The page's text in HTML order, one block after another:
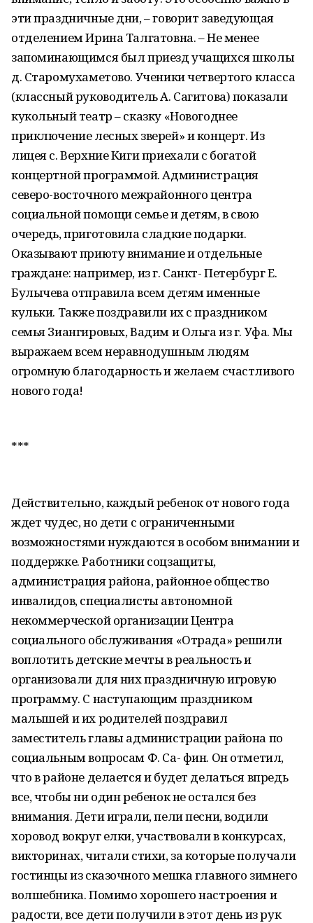
эти праздничные дни, – говорит заведующая
отделением Ирина Талгатовна. – Не менее
запоминающимся был приезд учащихся школы
д. Старомухаметово. Ученики четвертого класса
(классный руководитель А. Сагитова) показали
кукольный театр – сказку «Новогоднее
приключение лесных зверей» и концерт. Из
лицея с. Верхние Киги приехали с богатой
концертной программой. Администрация
северо-восточного межрайонного центра
социальной помощи семье и детям, в свою
очередь, приготовила сладкие подарки.
Оказывают приюту внимание и отдельные
граждане: например, из г. Санкт- Петербург Е.
Булычева отправила всем детям именные
кульки. Также поздравили их с праздником
семья Зиангировых, Вадим и Ольга из г. Уфа. Мы
выражаем всем неравнодушным людям
огромную благодарность и желаем счастливого
нового года!
***
Действительно, каждый ребенок от нового года
ждет чудес, но дети с ограниченными
возможностями нуждаются в особом внимании и
поддержке. Работники соцзащиты,
администрация района, районное общество
инвалидов, специалисты автономной
некоммерческой организации Центра
социального обслуживания «Отрада» решили
воплотить детские мечты в реальность и
организовали для них праздничную игровую
программу. С наступающим праздником
малышей и их родителей поздравил
заместитель главы администрации района по
социальным вопросам Ф. Са- фин. Он отметил,
что в районе делается и будет делаться впредь
все, чтобы ни один ребенок не остался без
внимания. Дети играли, пели песни, водили
хоровод вокруг елки, участвовали в конкурсах,
викторинах, читали стихи, за которые получали
гостинцы из сказочного мешка главного зимнего
волшебника. Помимо хорошего настроения и
радости, все дети получили в этот день из рук